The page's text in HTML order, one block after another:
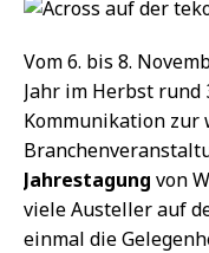
Vom 6. bis 8.
Jahr im Herbst rund
Kommunikation zur
Jahrestagung von
viele Austeller auf
einmal die